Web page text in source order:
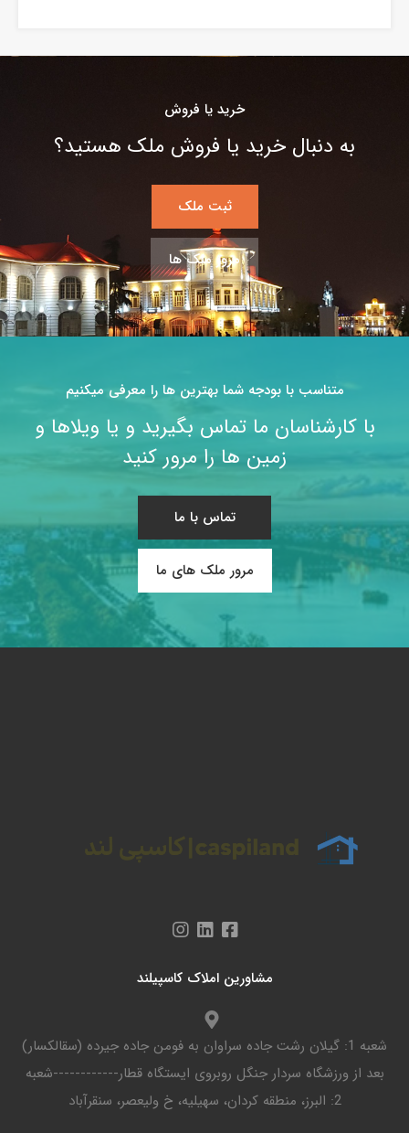
خرید یا فروش
به دنبال خرید یا فروش ملک هستید؟
ثبت ملک
مرور ملک ها
متناسب با بودجه شما بهترین ها را معرفی میکنیم
با کارشناسان ما تماس بگیرید و یا ویلاها و
زمین ها را مرور کنید
تماس با ما
مرور ملک های ما
مشاورین املاک کاسپیلند
شعبه 1: گیلان رشت جاده سراوان به فومن جاده جیرده (سقالکسار)
بعد از ورزشگاه سردار جنگل روبروی ایستگاه قطار------------شعبه
2: البرز، منطقه کردان، سهیلیه، خ ولیعصر، سنقرآباد